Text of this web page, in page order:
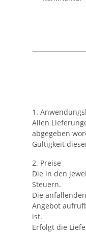
1.
Allen
abgegeben
Gültigkeit
2. Preise
Die in den
Steuern.
Die
Angebot
ist.
Erfolgt die